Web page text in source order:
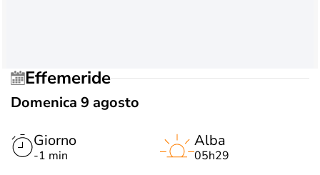
Effemeride
Domenica 9 agosto
Giorno
-1 min
Alba
05h29